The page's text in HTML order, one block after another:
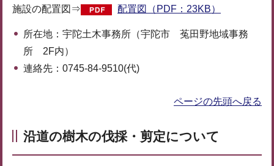
施設の配置図⇒ 配置図（PDF：23KB）
所在地：宇陀土木事務所（宇陀市 菟田野地域事務
所 2F内）
連絡先：0745-84-9510(代)
ページの先頭へ戻る
沿道の樹木の伐採・剪定について